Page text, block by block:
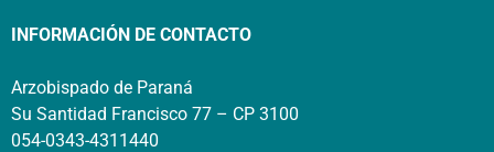
INFORMACIÓN DE CONTACTO
Arzobispado de Paraná
Su Santidad Francisco 77 – CP 3100
054-0343-4311440